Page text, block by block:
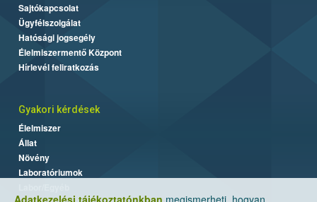
Adatkezelési tájékoztatónkban megismerheti, hogyan
Sajtókapcsolat
Ügyfélszolgálat
Hatósági jogsegély
Élelmiszermentő Központ
Hírlevél feliratkozás
Gyakori kérdések
Élelmiszer
Állat
Növény
Laboratóriumok